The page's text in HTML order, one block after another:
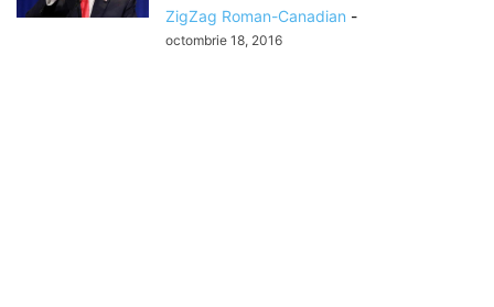
ZigZag Roman-Canadian -
octombrie 18, 2016